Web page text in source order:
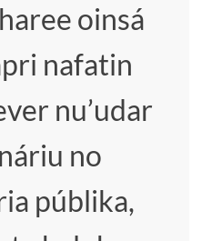
oinsá
nafatin
nu’udar
no
públika,